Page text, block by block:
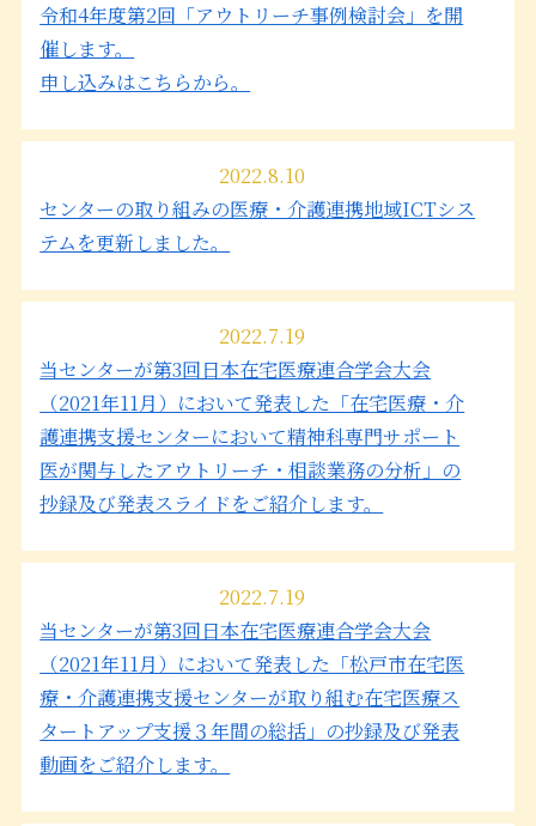
令和4年度第2回「アウトリーチ事例検討会」を開
催します。
申し込みはこちらから。
2022.8.10
センターの取り組みの医療・介護連携地域ICTシス
テムを更新しました。
2022.7.19
当センターが第3回日本在宅医療連合学会大会
（2021年11月）において発表した「在宅医療・介
護連携支援センターにおいて精神科専門サポート
医が関与したアウトリーチ・相談業務の分析」の
抄録及び発表スライドをご紹介します。
2022.7.19
当センターが第3回日本在宅医療連合学会大会
（2021年11月）において発表した「松戸市在宅医
療・介護連携支援センターが取り組む在宅医療ス
タートアップ支援３年間の総括」の抄録及び発表
動画をご紹介します。